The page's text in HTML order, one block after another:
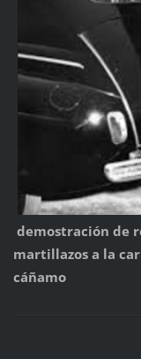
demostración de
martillazos a la
cáñamo